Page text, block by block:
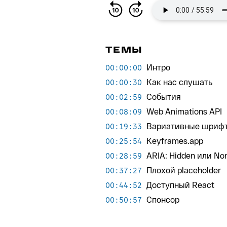
ТЕМЫ
00:00:00 Интро
00:00:30 Как нас слушать
00:02:59 События
00:08:09 Web Animations API
00:19:33 Вариативные
00:25:54 Keyframes.app
00:28:59 ARIA: Hidden или
00:37:27 Плохой placeholder
00:44:52 Доступный React
00:50:57 Спонсор